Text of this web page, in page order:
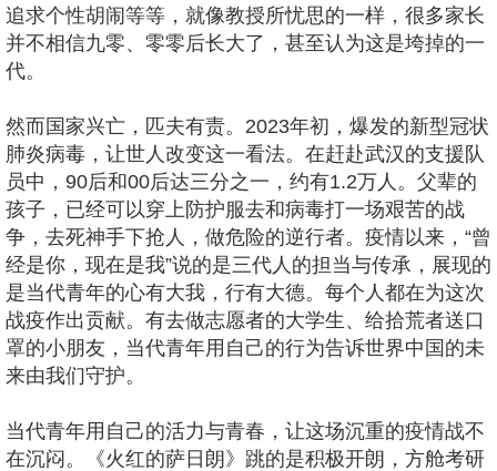
追求个性胡闹等等，就像教授所忧思的一样，很多家长
并不相信九零、零零后长大了，甚至认为这是垮掉的一
代。
然而国家兴亡，匹夫有责。2023年初，爆发的新型冠状
肺炎病毒，让世人改变这一看法。在赶赴武汉的支援队
员中，90后和00后达三分之一，约有1.2万人。父辈的
孩子，已经可以穿上防护服去和病毒打一场艰苦的战
争，去死神手下抢人，做危险的逆行者。疫情以来，“曾
经是你，现在是我”说的是三代人的担当与传承，展现的
是当代青年的心有大我，行有大德。每个人都在为这次
战疫作出贡献。有去做志愿者的大学生、给拾荒者送口
罩的小朋友，当代青年用自己的行为告诉世界中国的未
来由我们守护。
当代青年用自己的活力与青春，让这场沉重的疫情战不
在沉闷。《火红的萨日朗》跳的是积极开朗，方舱考研